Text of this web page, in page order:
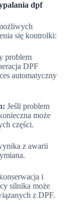
dpf
się kontrolki:
problem
DPF
automatyczny
Jeśli problem
może
części.
z awarii
i
silnika może
z DPF.